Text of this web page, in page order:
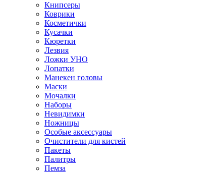
Книпсеры
Коврики
Косметички
Кусачки
Кюретки
Лезвия
Ложки УНО
Лопатки
Манекен головы
Маски
Мочалки
Наборы
Невидимки
Ножницы
Особые аксессуары
Очистители для кистей
Пакеты
Палитры
Пемза